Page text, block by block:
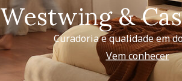
Westwing &
Curadoria e qualidade em
Vem conhecer